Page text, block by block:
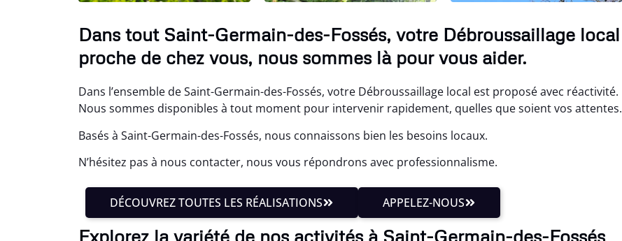
Dans tout Saint-Germain-des-Fossés, votre Débroussaillage local
proche de chez vous, nous sommes là pour vous aider.
Dans l’ensemble de Saint-Germain-des-Fossés, votre Débroussaillage local est proposé avec réactivité.
Nous sommes disponibles à tout moment pour intervenir rapidement, quelles que soient vos attentes.
Basés à Saint-Germain-des-Fossés, nous connaissons bien les besoins locaux.
N’hésitez pas à nous contacter, nous vous répondrons avec professionnalisme.
DÉCOUVREZ TOUTES LES RÉALISATIONS APPELEZ-NOUS
Explorez la variété de nos activités à Saint-Germain-des-Fossés